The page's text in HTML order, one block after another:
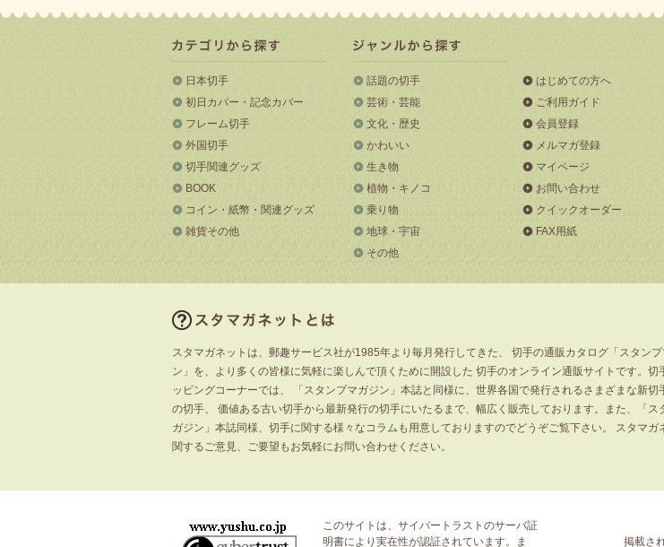
日本切手
初日カバー・記念カバー
フレーム切手
外国切手
切手関連グッズ
BOOK
コイン・紙幣・関連グッズ
雑貨その他
話題の切手
芸術・芸能
文化・歴史
かわいい
生き物
植物・キノコ
乗り物
地球・宇宙
その他
はじめての方へ
ご利用ガイド
会員登録
メルマガ登録
マイページ
お問い合わせ
クイックオーダー
FAX用紙
スタマガネットは、郵趣サービス社が1985年より毎月発行してきた、 切手の通販カタログ「スタンプ
ン」を、より多くの皆様に気軽に楽しんで頂くために開設した 切手のオンライン通販サイトです。切
ッピングコーナーでは、 「スタンプマガジン」本誌と同様に、世界各国で発行されるさまざまな新切
の切手、 価値ある古い切手から最新発行の切手にいたるまで、幅広く販売しております。また、「ス
ガジン」本誌同様、切手に関する様々なコラムも用意しておりますのでどうぞご覧下さい。 スタマガ
関するご意見、ご要望もお気軽にお問い合わせください。
このサイトは、サイバートラストのサーバ証
明書により実在性が認証されています。ま
掲載さ